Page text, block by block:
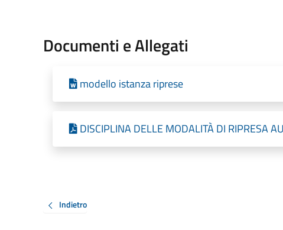
Documenti e Allegati
modello istanza riprese
DISCIPLINA DELLE MODALITÀ DI RIPRESA
Indietro